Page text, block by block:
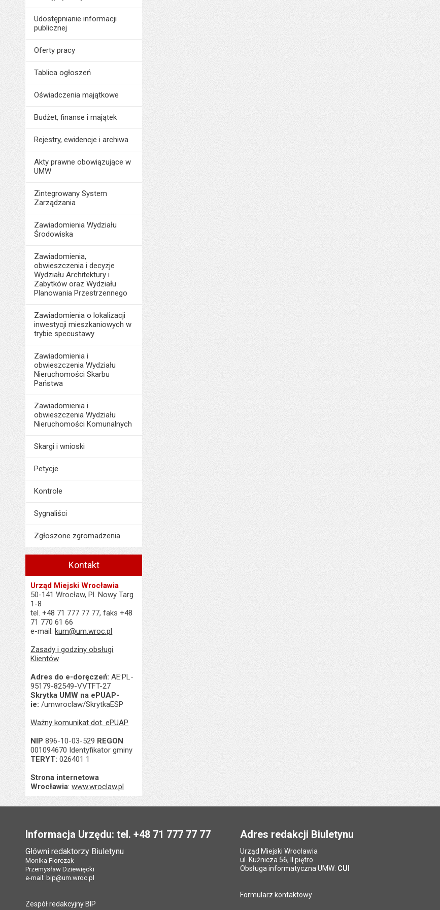
Udostępnianie informacji
publicznej
Oferty pracy
Tablica ogłoszeń
Oświadczenia majątkowe
Budżet, finanse i majątek
Rejestry, ewidencje i archiwa
Akty prawne obowiązujące w
UMW
Zintegrowany System
Zarządzania
Zawiadomienia Wydziału
Środowiska
Zawiadomienia,
obwieszczenia i decyzje
Wydziału Architektury i
Zabytków oraz Wydziału
Planowania Przestrzennego
Zawiadomienia o lokalizacji
inwestycji mieszkaniowych w
trybie specustawy
Zawiadomienia i
obwieszczenia Wydziału
Nieruchomości Skarbu
Państwa
Zawiadomienia i
obwieszczenia Wydziału
Nieruchomości Komunalnych
Skargi i wnioski
Petycje
Kontrole
Sygnaliści
Zgłoszone zgromadzenia
Kontakt
Urząd Miejski Wrocławia
50-141 Wrocław, Pl. Nowy Targ
1-8
tel. +48 71 777 77 77, faks +48
71 770 61 66
e-mail:kum@um.wroc.pl
Zasady i godziny obsługi
Klientów
Adres do e-doręczeń: AE:PL-
95179-82549-VVTFT-27
Skrytka UMW na ePUAP-
ie: /umwroclaw/SkrytkaESP
Ważny komunikat dot. ePUAP
NIP 896-10-03-529 REGON
001094670 Identyfikator gminy
TERYT: 026401 1
Strona internetowa
Wrocławia:www.wroclaw.pl
Informacja Urzędu: tel. +48 71 777 77 77
Główni redaktorzy Biuletynu
Monika Florczak
Przemysław Dziewięcki
e-mail: bip@um.wroc.pl
Zespół redakcyjny BIP
Adres redakcji Biuletynu
Urząd Miejski Wrocławia
ul. Kuźnicza 56, II piętro
Obsługa informatyczna UMW: CUI
Formularz kontaktowy